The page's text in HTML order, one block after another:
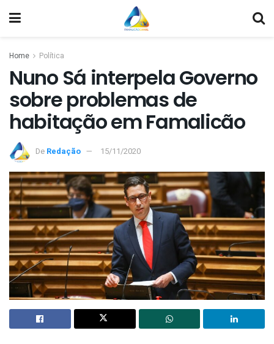
Home Política
Nuno Sá interpela Governo
sobre problemas de
habitação em Famalicão
De Redação 15/11/2020